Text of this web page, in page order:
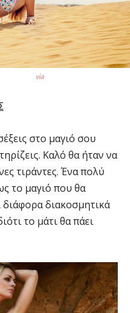
στο μαγιό σου
Καλό θα ήταν να
τιράντες. Ένα πολύ
το μαγιό που θα
διάφορα διακοσμητικά
το μάτι θα πάει